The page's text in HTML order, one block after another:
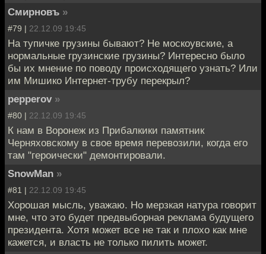
Смирновъ »
#79 | 22.12.09 19:45
На тупичке грузины бывают? Не москоувские, а
нормальные грузинские грузины? Интересно было
бы их мнение по поводу происходящего узнать? Или
им Мишико Интернет-трубу перекрыл?
pepperov »
#80 | 22.12.09 19:45
К нам в Воронеж из Прибалкики памятник
Черняховскому в свое время перевозили, когда его
там "героически" демонтировали.
SnowMan »
#81 | 22.12.09 19:45
Хорошая мысль, уважаю. Но мерзкая натура говорит
мне, что это будет предвыборная реклама будущего
президента. Хотя может все не так и плохо как мне
кажется, и власть не только пилить может.